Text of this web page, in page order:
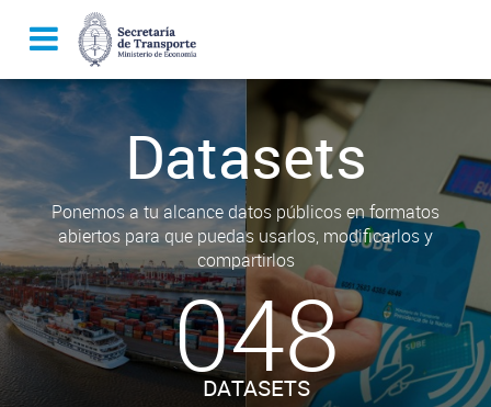
Datasets
Ponemos a tu alcance datos públicos en formatos
abiertos para que puedas usarlos, modificarlos y
compartirlos
048
DATASETS